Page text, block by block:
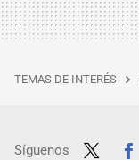
TEMAS DE INTERÉS
Síguenos